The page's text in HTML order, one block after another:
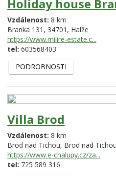
Holiday house
Vzdálenost: 8 km
Branka 131, 34701, Halže
https://www.milire-estate.c...
tel: 603568403
PODROBNOSTI
Villa Brod
Vzdálenost: 8 km
Brod nad Tichou, Brod nad Tichou
https://www.e-chalupy.cz/za...
tel: 725 589 316